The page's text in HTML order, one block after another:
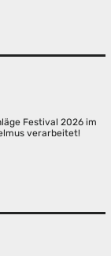
Festival 2026 im
verarbeitet!